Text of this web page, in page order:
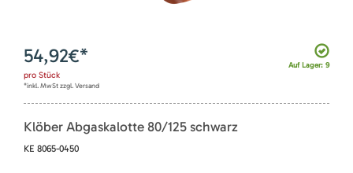
Auf Lager: 9
54,92€*
pro Stück
*inkl. MwSt zzgl. Versand
Klöber Abgaskalotte 80/125 schwarz
KE 8065-0450